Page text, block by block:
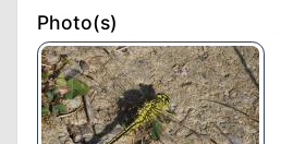
Photo(s)